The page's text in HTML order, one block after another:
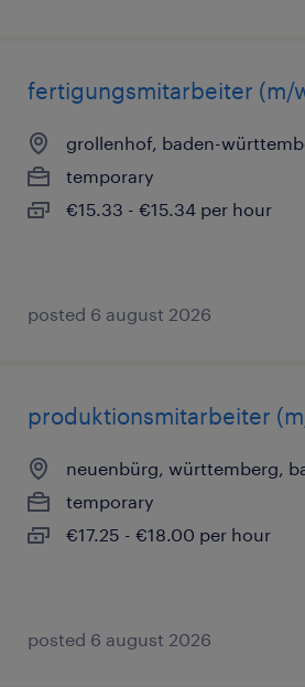
fertigungsmitarbeiter (m/
grollenhof, baden-
temporary
€15.33 - €15.34 per hour
posted 6 august 2026
produktionsmitarbeiter
neuenbürg, württemberg,
temporary
€17.25 - €18.00 per hour
posted 6 august 2026